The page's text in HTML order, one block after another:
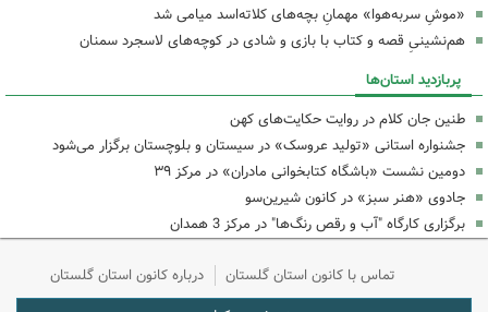
«موشِ سربه‌هوا» مهمانِ بچه‌های کلاته‌اسد میامی شد
هم‌نشینیِ قصه و کتاب با بازی و شادی در کوچه‌های لاسجرد سمنان
پربازدید استان‌ها
طنین جان کلام در روایت حکایت‌های کهن
جشنواره استانی «تولید عروسک» در سیستان و بلوچستان برگزار می‌شود
دومین نشست «باشگاه کتابخوانی مادران» در مرکز ۳۹
جادوی «هنر سبز» در کانون شیرین‌سو
برگزاری کارگاه "آب و رقص رنگ‌ها" در مرکز 3 همدان
تماس با کانون استان گلستان درباره کانون استان گلستان